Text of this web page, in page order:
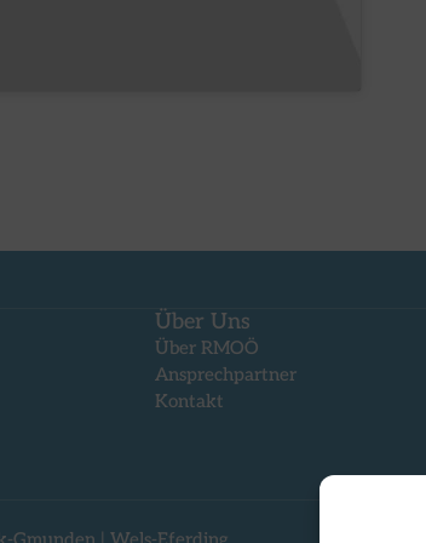
Über Uns
Über RMOÖ
Ansprechpartner
Kontakt